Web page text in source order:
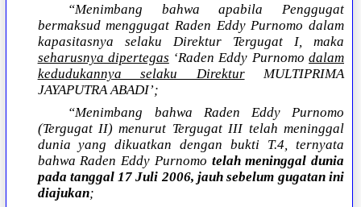
“Menimbang bahwa apabila Penggugat
bermaksud menggugat Raden Eddy Purnomo dalam
kapasitasnya selaku Direktur Tergugat I, maka
seharusnya dipertegas ‘Raden Eddy Purnomodalam
kedudukannya selaku DirekturMULTIPRIMA
JAYAPUTRA ABADI’;
“Menimbang bahwa Raden Eddy Purnomo
(Tergugat II) menurut Tergugat III telah meninggal
dunia yang dikuatkan dengan bukti T.4, ternyata
bahwa Raden Eddy Purnomo telah meninggal dunia
pada tanggal 17 Juli 2006, jauh sebelum gugatan ini
diajukan;